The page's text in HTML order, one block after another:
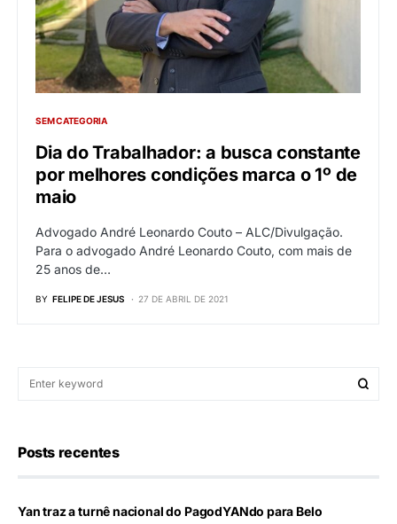
SEM CATEGORIA
Dia do Trabalhador: a busca constante
por melhores condições marca o 1º de
maio
Advogado André Leonardo Couto – ALC/Divulgação.
Para o advogado André Leonardo Couto, com mais de
25 anos de…
BY FELIPE DE JESUS 27 DE ABRIL DE 2021
Posts recentes
Yan traz a turnê nacional do PagodYANdo para Belo